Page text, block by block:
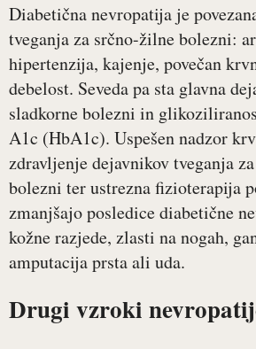
Diabetična nevropatija je
tveganja za srčno-žilne bolezni:
hipertenzija, kajenje, povečan
debelost. Seveda pa sta glavna
sladkorne bolezni in
A1c (HbA1c). Uspešen nadzor
zdravljenje dejavnikov tveganja
bolezni ter ustrezna fizioterapija
zmanjšajo posledice diabetične
kožne razjede, zlasti na nogah,
amputacija prsta ali uda.
Drugi vzroki